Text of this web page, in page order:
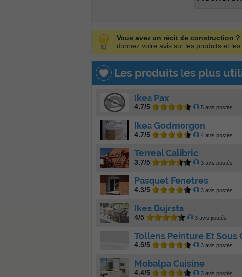
Vous avez un récit de construction ?
donnez votre avis sur les produits et
Les produits les plus
Ikea Pax
4.7/5 5 avis postés
Ikea Godmorgon
4.7/5 4 avis postés
Terreal Calibric
3.7/5 3 avis postés
Pasquet Fenetres
4.3/5 3 avis postés
Ikea Bujrsta
4/5 3 avis postés
Tollens Peinture Et Sous
4.5/5 3 avis postés
Mobalpa Cuisine
4.4/5 3 avis postés